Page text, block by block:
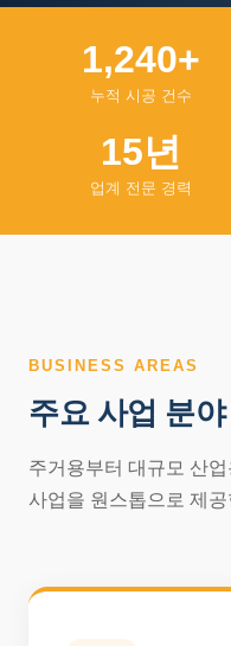
1,240+
누적 시공 건수
15년
업계 전문 경력
BUSINESS AREAS
주요 사업 분야
주거용부터 대규모 산
사업을 원스톱으로 제